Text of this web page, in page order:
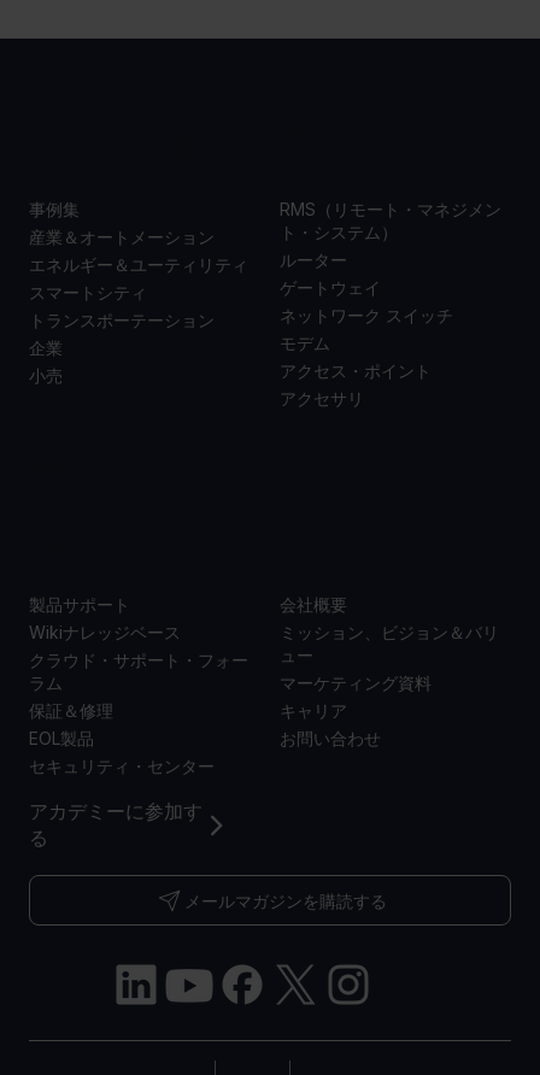
アカデミーに参加す
る
メールマガジンを購読する
事例集
産業＆オートメーション
エネルギー＆ユーティリティ
スマートシティ
トランスポーテーション
企業
小売
RMS（リモート・マネジメン
ト・システム）
ルーター
ゲートウェイ
ネットワーク スイッチ
モデム
アクセス・ポイント
アクセサリ
製品サポート
Wikiナレッジベース
クラウド・サポート・フォー
ラム
保証＆修理
EOL製品
セキュリティ・センター
会社概要
ミッション、ビジョン＆バリ
ュー
マーケティング資料
キャリア
お問い合わせ